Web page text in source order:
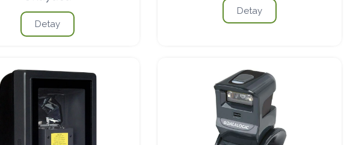
Detay
Detay